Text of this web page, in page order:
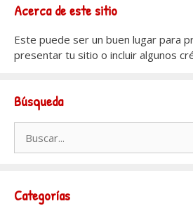
Acerca de este sitio
Este puede ser un buen lugar para
presentar tu sitio o incluir algunos
Búsqueda
Categorías